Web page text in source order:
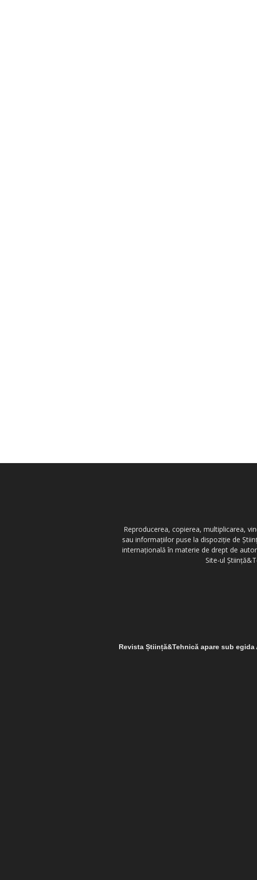
Reproducerea, copierea, multiplicarea,
sau informațiilor puse la dispoziție de
internațională în materie de drept de
Site-ul
Revista Știință&Tehnică apare sub egida